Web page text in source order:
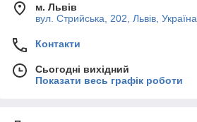
м. Львів
вул. Стрийська, 202, Львів, Україна
Контакти
Сьогодні вихідний
Показати весь графік роботи